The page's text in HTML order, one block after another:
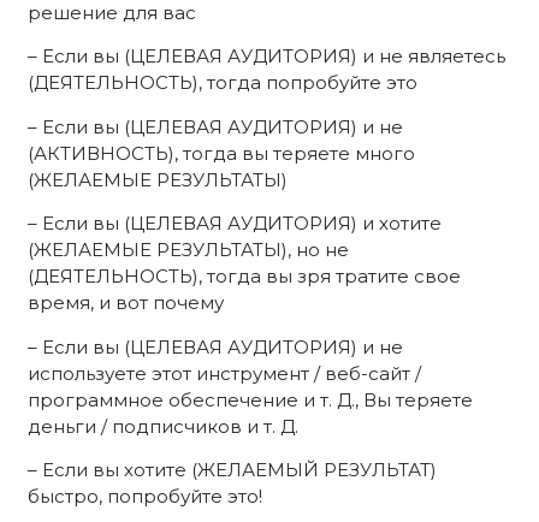
решение для вас
– Если вы (ЦЕЛЕВАЯ АУДИТОРИЯ) и не являетесь
(ДЕЯТЕЛЬНОСТЬ), тогда попробуйте это
– Если вы (ЦЕЛЕВАЯ АУДИТОРИЯ) и не
(АКТИВНОСТЬ), тогда вы теряете много
(ЖЕЛАЕМЫЕ РЕЗУЛЬТАТЫ)
– Если вы (ЦЕЛЕВАЯ АУДИТОРИЯ) и хотите
(ЖЕЛАЕМЫЕ РЕЗУЛЬТАТЫ), но не
(ДЕЯТЕЛЬНОСТЬ), тогда вы зря тратите свое
время, и вот почему
– Если вы (ЦЕЛЕВАЯ АУДИТОРИЯ) и не
используете этот инструмент / веб-сайт /
программное обеспечение и т. Д., Вы теряете
деньги / подписчиков и т. Д.
– Если вы хотите (ЖЕЛАЕМЫЙ РЕЗУЛЬТАТ)
быстро, попробуйте это!